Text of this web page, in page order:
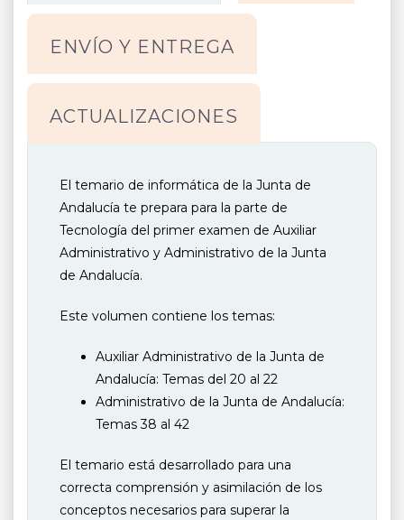
DE
ANDALUCÍA
cantidad
ENVÍO Y ENTREGA
ACTUALIZACIONES
El temario de informática de la Junta de
Andalucía te prepara para la parte de
Tecnología del primer examen de Auxiliar
Administrativo y Administrativo de la Junta
de Andalucía.
Este volumen contiene los temas:
Auxiliar Administrativo de la Junta de
Andalucía: Temas del 20 al 22
Administrativo de la Junta de Andalucía:
Temas 38 al 42
El temario está desarrollado para una
correcta comprensión y asimilación de los
conceptos necesarios para superar la